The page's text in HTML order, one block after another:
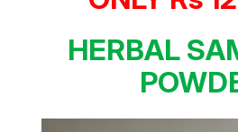
HERBAL